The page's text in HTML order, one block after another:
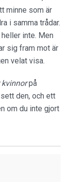
minne som är
i samma trådar.
inte. Men
sig fram mot är
velat visa.
på
den, och ett
om du inte gjort